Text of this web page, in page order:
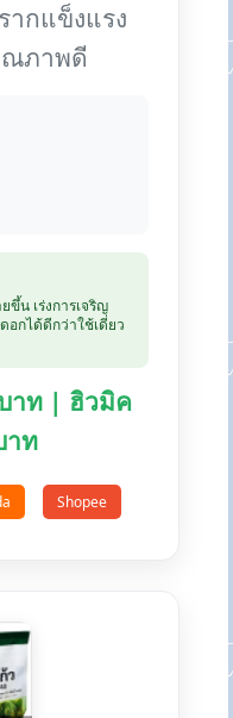
ากแข็งแรง
ณภาพดี
น เร่งการเจริญ
อกได้ดีกว่าใช้เดี่ยว
าท | ฮิวมิค
าท
Shopee